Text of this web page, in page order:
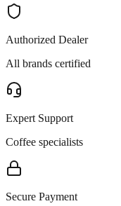
Authorized Dealer
All brands certified
Expert Support
Coffee specialists
Secure Payment